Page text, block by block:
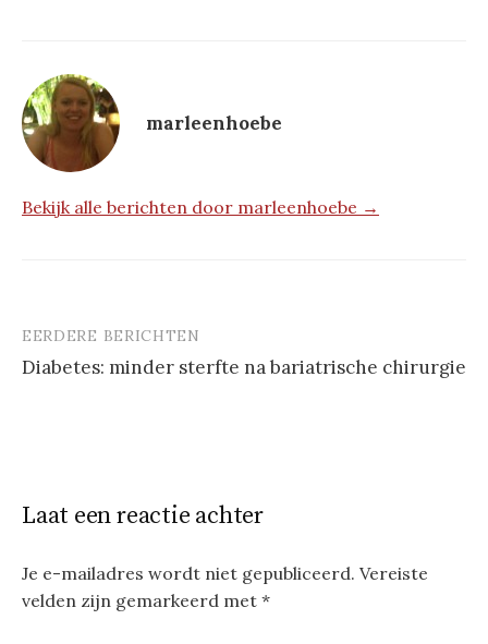
marleenhoebe
Bekijk alle berichten door marleenhoebe →
Berichtnavigatie
EERDERE BERICHTEN
Diabetes: minder sterfte na bariatrische chirurgie
Laat een reactie achter
Je e-mailadres wordt niet gepubliceerd. Vereiste
velden zijn gemarkeerd met *